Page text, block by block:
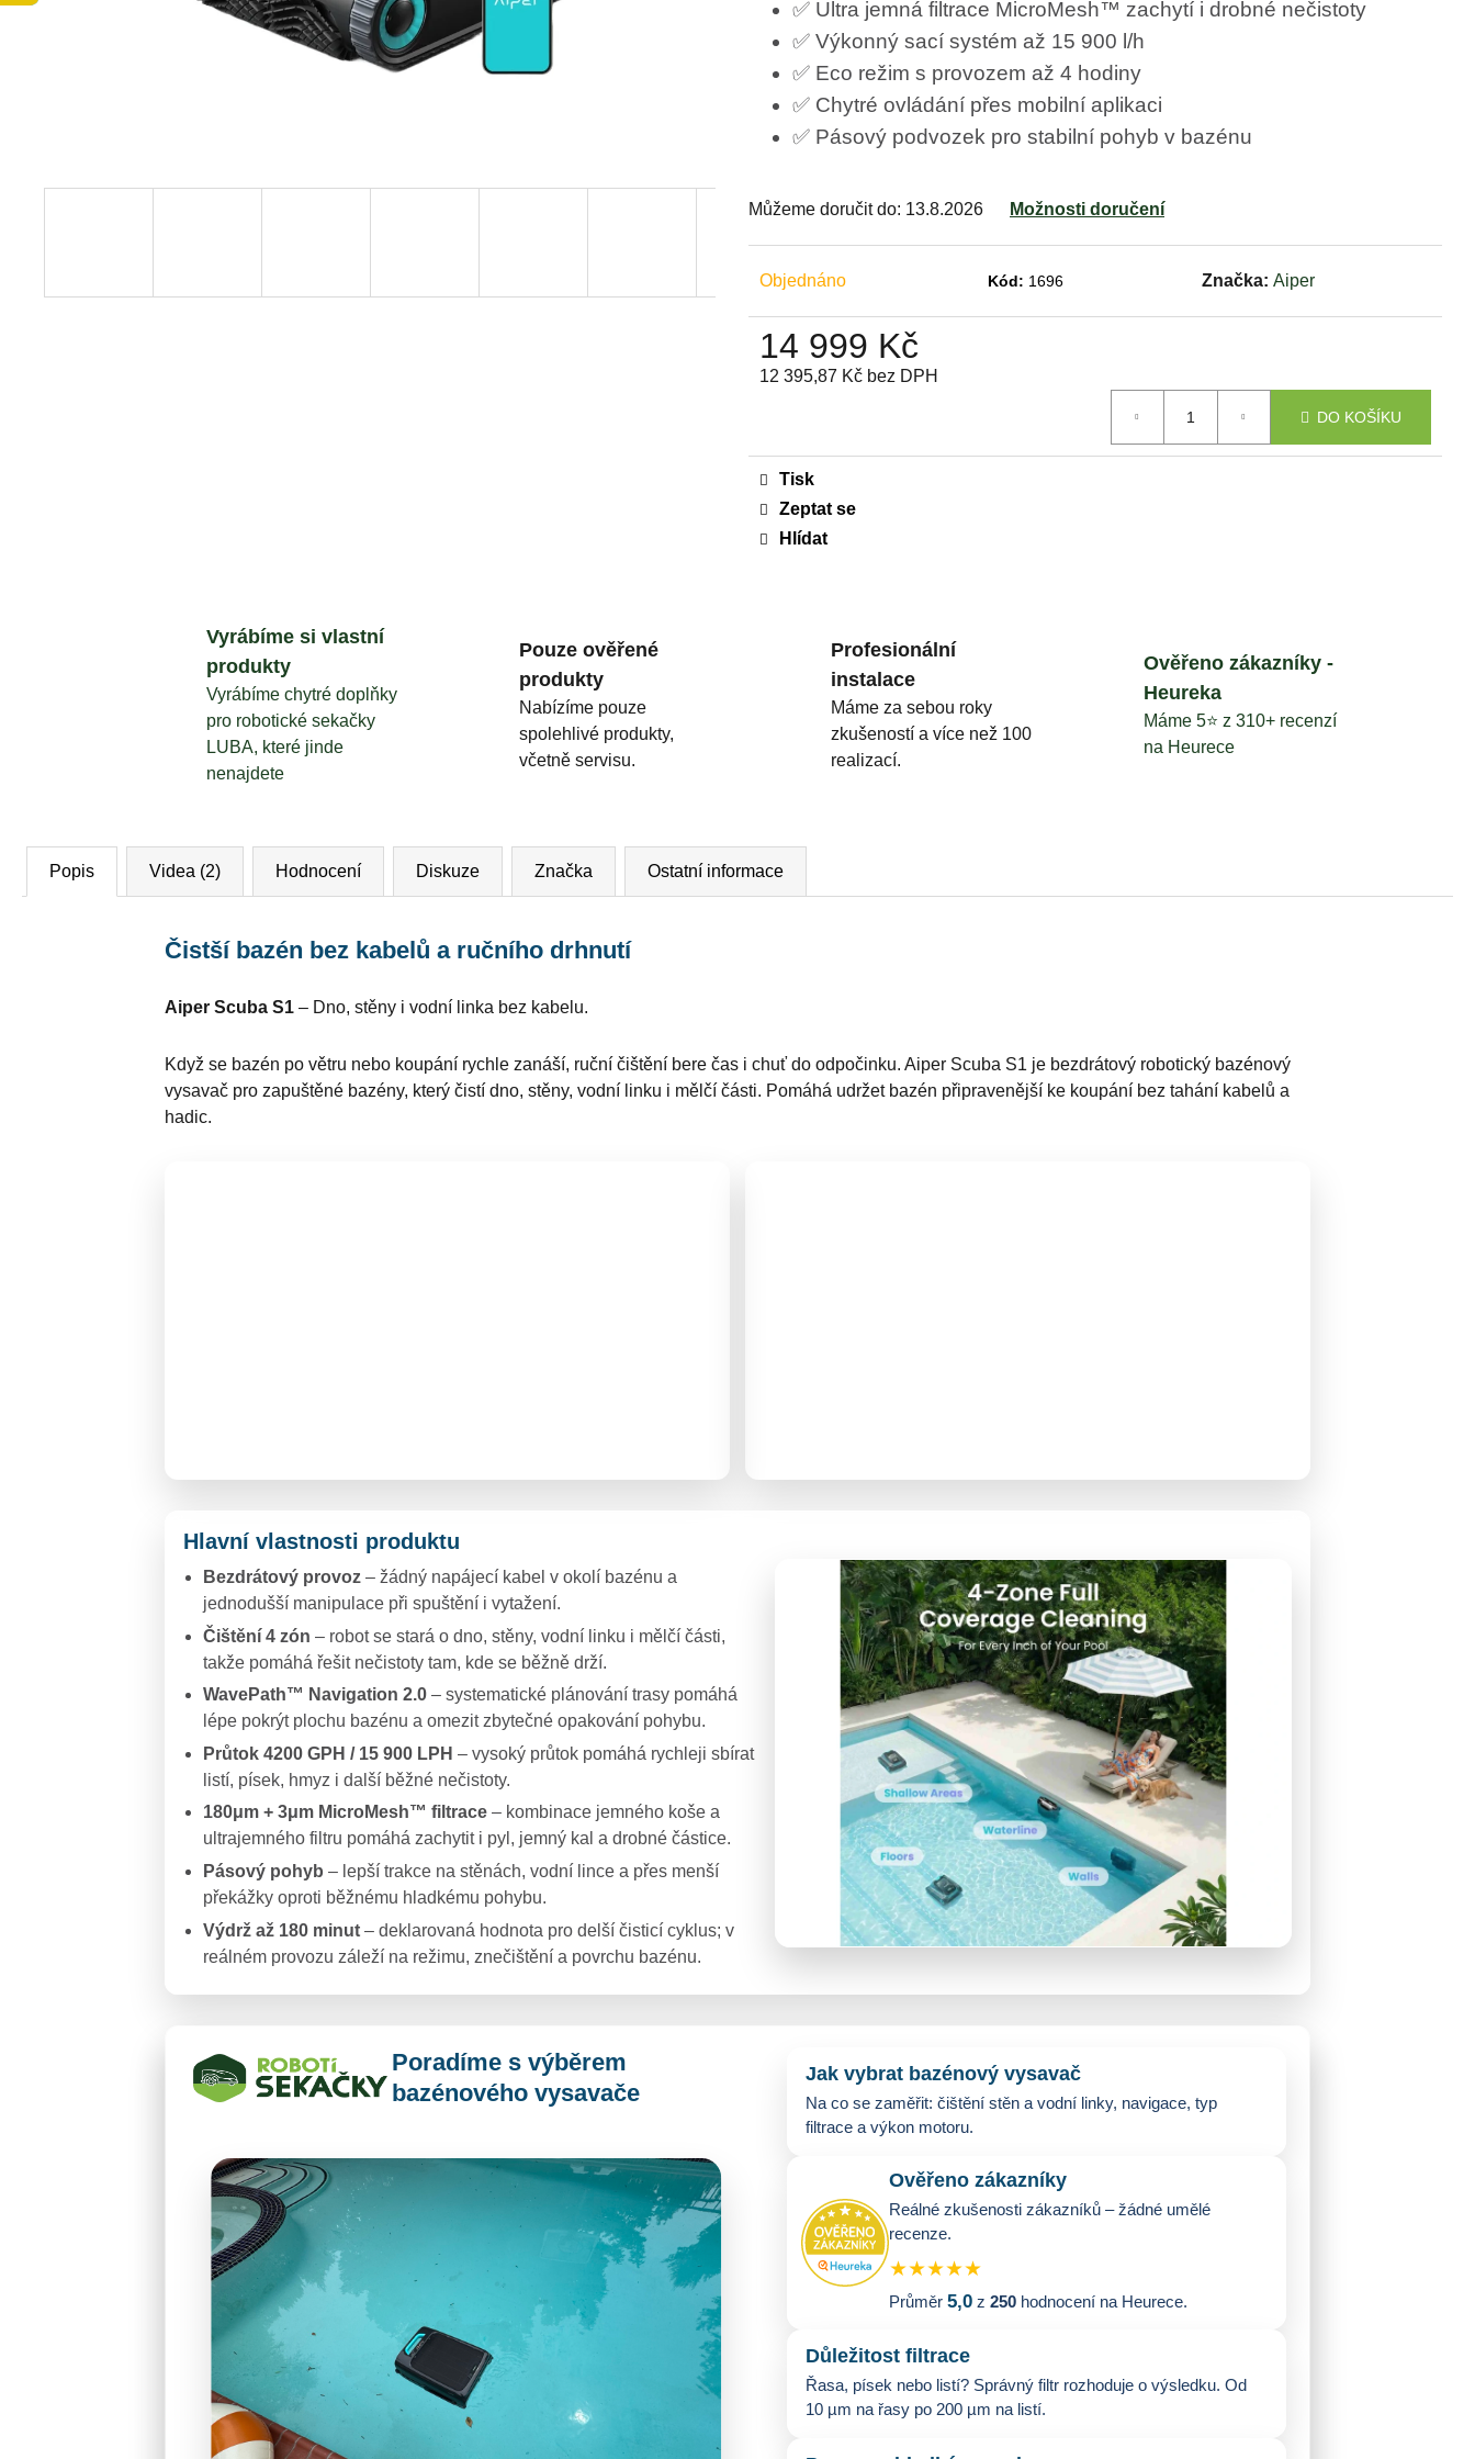
✅ Ultra jemná filtrace MicroMesh™ zachytí i drobné nečistoty
✅ Výkonný sací systém až 15 900 l/h
✅ Eco režim s provozem až 4 hodiny
✅ Chytré ovládání přes mobilní aplikaci
✅ Pásový podvozek pro stabilní pohyb v bazénu
Můžeme doručit do: 13.8.2026 Možnosti doručení
Objednáno Kód: 1696 Značka: Aiper
14 999 Kč
12 395,87 Kč bez DPH
DO KOŠÍKU
Tisk
Zeptat se
Hlídat
Vyrábíme si vlastní
produkty
Vyrábíme chytré doplňky
pro robotické sekačky
LUBA, které jinde
nenajdete
Pouze ověřené
produkty
Nabízíme pouze
spolehlivé produkty,
včetně servisu.
Profesionální
instalace
Máme za sebou roky
zkušeností a více než 100
realizací.
Ověřeno zákazníky -
Heureka
Máme 5⭐️ z 310+ recenzí
na Heurece
Popis Videa (2) Hodnocení Diskuze Značka Ostatní informace
Čistší bazén bez kabelů a ručního drhnutí
Aiper Scuba S1 – Dno, stěny i vodní linka bez kabelu.
Když se bazén po větru nebo koupání rychle zanáší, ruční čištění bere čas i chuť do odpočinku. Aiper Scuba S1 je bezdrátový robotický bazénový
vysavač pro zapuštěné bazény, který čistí dno, stěny, vodní linku i mělčí části. Pomáhá udržet bazén připravenější ke koupání bez tahání kabelů a
hadic.
Hlavní vlastnosti produktu
Bezdrátový provoz – žádný napájecí kabel v okolí bazénu a
jednodušší manipulace při spuštění i vytažení.
Čištění 4 zón – robot se stará o dno, stěny, vodní linku i mělčí části,
takže pomáhá řešit nečistoty tam, kde se běžně drží.
WavePath™ Navigation 2.0 – systematické plánování trasy pomáhá
lépe pokrýt plochu bazénu a omezit zbytečné opakování pohybu.
Průtok 4200 GPH / 15 900 LPH – vysoký průtok pomáhá rychleji sbírat
listí, písek, hmyz i další běžné nečistoty.
180μm + 3μm MicroMesh™ filtrace – kombinace jemného koše a
ultrajemného filtru pomáhá zachytit i pyl, jemný kal a drobné částice.
Pásový pohyb – lepší trakce na stěnách, vodní lince a přes menší
překážky oproti běžnému hladkému pohybu.
Výdrž až 180 minut – deklarovaná hodnota pro delší čisticí cyklus; v
reálném provozu záleží na režimu, znečištění a povrchu bazénu.
Poradíme s výběrem
bazénového vysavače
Jak vybrat bazénový vysavač
Na co se zaměřit: čištění stěn a vodní linky, navigace, typ
filtrace a výkon motoru.
Ověřeno zákazníky
Reálné zkušenosti zákazníků – žádné umělé
recenze.
★★★★★
Průměr 5,0z 250hodnocení na Heurece.
Důležitost filtrace
Řasa, písek nebo listí? Správný filtr rozhoduje o výsledku. Od
10 µm na řasy po 200 µm na listí.
3 990 Kč
ZDARMA
44 990 Kč